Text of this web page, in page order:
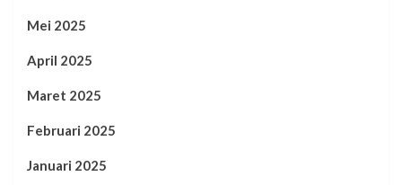
Mei 2025
April 2025
Maret 2025
Februari 2025
Januari 2025